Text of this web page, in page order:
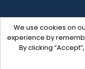
We use cookies on
experience by
By clicking